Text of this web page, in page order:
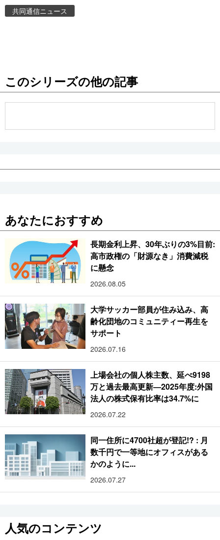
東京
共同通信ニュース
このシリーズの他の記事
あなたにおすすめ
長期金利上昇、30年ぶりの3%目前:
高市政権の「財源なき」消費減税
に懸念
2026.08.05
大学サッカー部員が住み込み、高
齢化団地のコミュニティー再生を
サポート
2026.07.16
上場会社の個人株主数、延べ9198
万と過去最高更新―2025年度:外国
法人の株式保有比率は34.7%に
2026.07.22
同一住所に4700社超が登記!? : 月
数千円で一等地にオフィスがある
かのように...
2026.07.27
人気のコンテンツ